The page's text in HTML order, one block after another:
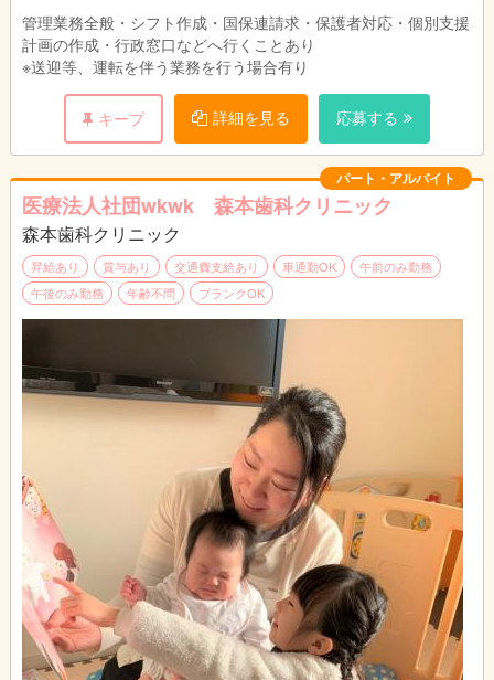
管理業務全般・シフト作成・国保連請求・保護者対応・個別支援
計画の作成・行政窓口などへ行くことあり
※送迎等、運転を伴う業務を行う場合有り
キープ 詳細を見る 応募する
パート・アルバイト
医療法人社団wkwk 森本歯科クリニック
森本歯科クリニック
昇給あり 賞与あり 交通費支給あり 車通勤OK
午前のみ勤務
午後のみ勤務
年齢不問 ブランクOK